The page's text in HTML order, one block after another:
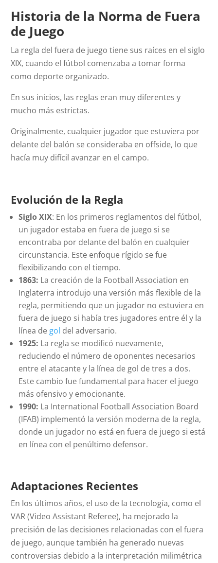
Historia de la Norma de Fuera
de Juego
La regla del fuera de juego tiene sus raíces en el siglo
XIX, cuando el fútbol comenzaba a tomar forma
como deporte organizado.
En sus inicios, las reglas eran muy diferentes y
mucho más estrictas.
Originalmente, cualquier jugador que estuviera por
delante del balón se consideraba en offside, lo que
hacía muy difícil avanzar en el campo.
Evolución de la Regla
Siglo XIX: En los primeros reglamentos del fútbol,
un jugador estaba en fuera de juego si se
encontraba por delante del balón en cualquier
circunstancia. Este enfoque rígido se fue
flexibilizando con el tiempo.
1863: La creación de la Football Association en
Inglaterra introdujo una versión más flexible de la
regla, permitiendo que un jugador no estuviera en
fuera de juego si había tres jugadores entre él y la
línea degol del adversario.
1925: La regla se modificó nuevamente,
reduciendo el número de oponentes necesarios
entre el atacante y la línea de gol de tres a dos.
Este cambio fue fundamental para hacer el juego
más ofensivo y emocionante.
1990: La International Football Association Board
(IFAB) implementó la versión moderna de la regla,
donde un jugador no está en fuera de juego si está
en línea con el penúltimo defensor.
Adaptaciones Recientes
En los últimos años, el uso de la tecnología, como el
VAR (Video Assistant Referee), ha mejorado la
precisión de las decisiones relacionadas con el fuera
de juego, aunque también ha generado nuevas
controversias debido a la interpretación milimétrica